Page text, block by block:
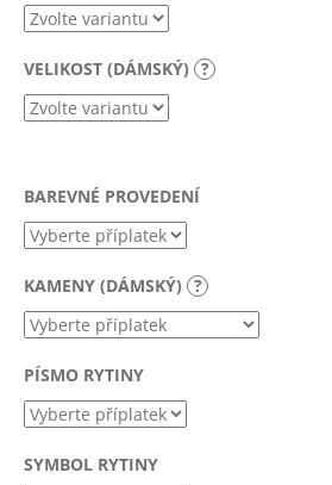
VELIKOST (DÁMSKÝ) ?
BAREVNÉ PROVEDENÍ
KAMENY (DÁMSKÝ) ?
PÍSMO RYTINY
SYMBOL RYTINY
D
o
r
u
č
u
j
e
e